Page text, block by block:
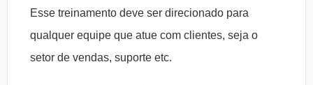
Esse treinamento deve ser direcionado para
qualquer equipe que atue com clientes, seja o
setor de vendas, suporte etc.